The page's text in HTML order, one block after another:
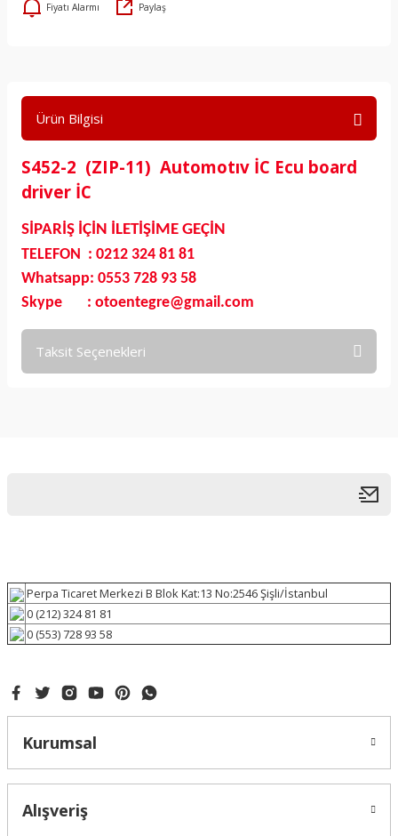
Fiyatı Alarmı Paylaş
Ürün Bilgisi
S452-2 (ZIP-11) Automotıv İC Ecu board
driver İC
SİPARİŞ İÇİN İLETİŞİME GEÇİN
TELEFON : 0212 324 81 81
Whatsapp: 0553 728 93 58
Skype : otoentegre@gmail.com
Taksit Seçenekleri
Perpa Ticaret Merkezi B Blok Kat:13 No:2546 Şişli/İstanbul
0 (212) 324 81 81
0 (553) 728 93 58
Kurumsal
Alışveriş